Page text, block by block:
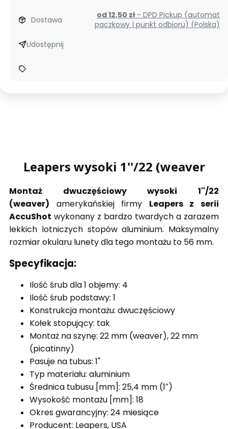
Dostawa od 12,50 zł - DPD Pickup (automat
paczkowy | punkt odbioru) (Polska)
Udostępnij
Leapers wysoki 1''/22 (weaver
Montaż dwuczęściowy wysoki 1''/22
(weaver) amerykańskiej firmy Leapers z serii
AccuShot wykonany z bardzo twardych a zarazem
lekkich lotniczych stopów aluminium. Maksymalny
rozmiar okularu lunety dla tego montażu to 56 mm.
Specyfikacja:
Ilość śrub dla 1 objemy: 4
Ilość śrub podstawy: 1
Konstrukcja montażu: dwuczęściowy
Kołek stopujący: tak
Montaż na szynę: 22 mm (weaver), 22 mm
(picatinny)
Pasuje na tubus: 1"
Typ materiału: aluminium
Średnica tubusu [mm]: 25,4 mm (1″)
Wysokość montażu [mm]: 18
Okres gwarancyjny: 24 miesiące
Producent: Leapers, USA